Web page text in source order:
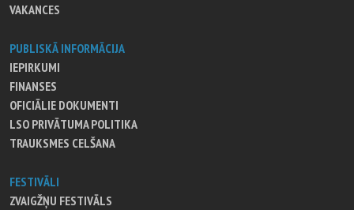
VAKANCES
PUBLISKĀ INFORMĀCIJA
IEPIRKUMI
FINANSES
OFICIĀLIE DOKUMENTI
LSO PRIVĀTUMA POLITIKA
TRAUKSMES CELŠANA
FESTIVĀLI
ZVAIGŽŅU FESTIVĀLS